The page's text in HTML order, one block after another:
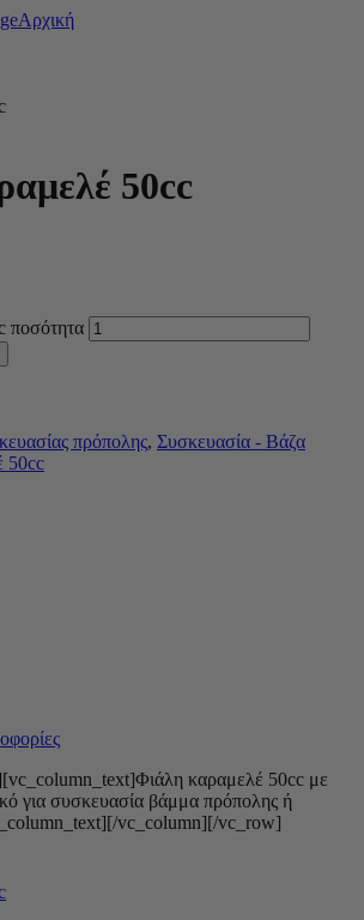
Αρχική
50cc
ποσότητα
πρόπολης, Συσκευασία - Βάζα
50cc
καραμελέ 50cc με
για συσκευασία βάμμα πρόπολης ή
vc_column][/vc_row]